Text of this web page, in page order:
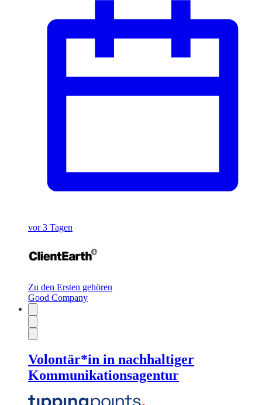
vor 3 Tagen
Zu den Ersten gehören
Good Company
Volontär*in in nachhaltiger
Kommunikationsagentur